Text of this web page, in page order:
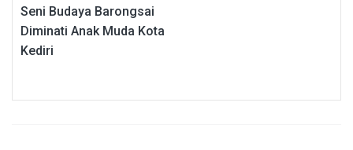
Seni Budaya Barongsai
Diminati Anak Muda Kota
Kediri